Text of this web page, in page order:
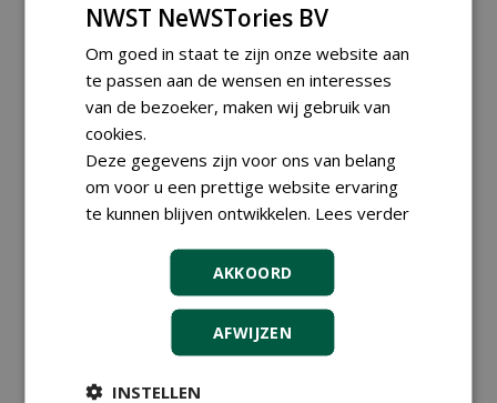
"Met het breeding team werken wij
constant aan het (door-)ontwikkelen van
onze rassen. Ons werk is een combinatie
van proefveldtechniek en teelttechniek; ook
werken wij veel samen met DSV research:
ons eigen laboratorium. DSV heeft een
uitgebreid areaal aan proefpercelen op
diverse locaties op en om Landgoed
Zelder. Werken in de buitenlucht, in en met
de natuur, maakt dat er geen dag
hetzelfde is!"
breeder forage crops
"Het veredelen van nieuwe rassen vergt
NWST NeWSTories BV
Om goed in staat te zijn onze website aan
te passen aan de wensen en interesses
van de bezoeker, maken wij gebruik van
cookies.
Deze gegevens zijn voor ons van belang
om voor u een prettige website ervaring
te kunnen blijven ontwikkelen. Lees verder
AKKOORD
AFWIJZEN
INSTELLEN